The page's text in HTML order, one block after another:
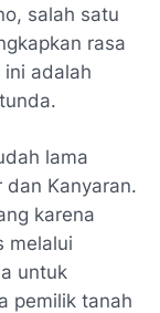
salah satu
rasa
adalah
lama
Kanyaran.
karena
melalui
untuk
pemilik tanah